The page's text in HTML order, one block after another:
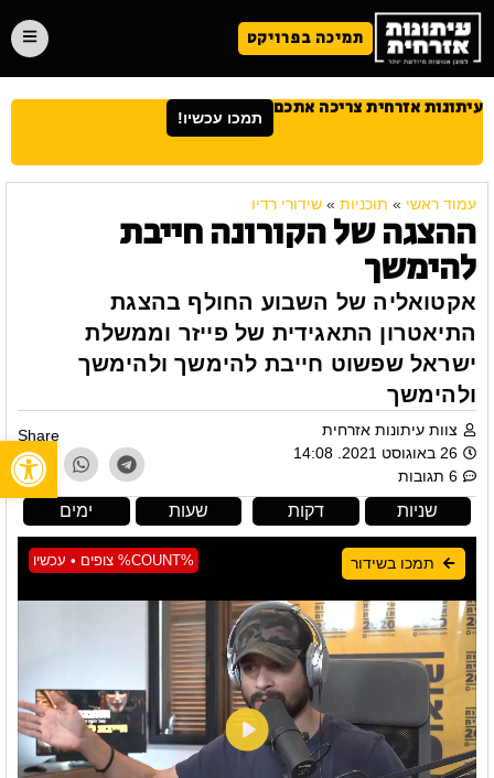
תמיכה בפרויקט
עיתונות אזרחית צריכה אתכם תמכו עכשיו!
עמוד ראשי » תוכניות » שידורי רדיו
ההצגה של הקורונה חייבת
להימשך
אקטואליה של השבוע החולף בהצגת
התיאטרון התאגידית של פייזר וממשלת
ישראל שפשוט חייבת להימשך ולהימשך
ולהימשך
צוות עיתונות אזרחית
26 באוגוסט 2021. 14:08
6 תגובות
Share
ימים שעות דקות שניות
%COUNT% צופים • עכשיו תמכו בשידור